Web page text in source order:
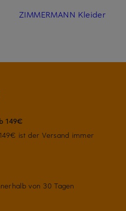
ZIMMERMANN Kleider
149€
ist der Versand immer
von 30 Tagen